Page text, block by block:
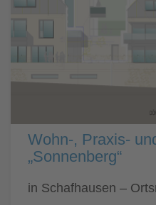
Wohn-, Praxis-
„Sonnenberg“
in Schafhausen –